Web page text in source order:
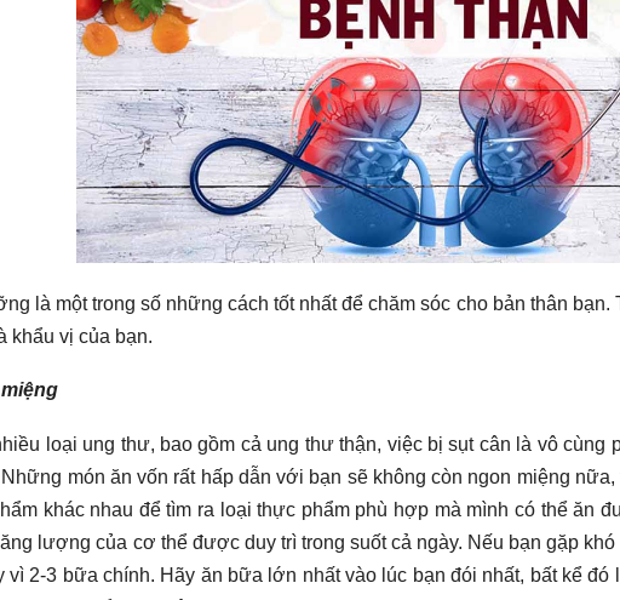
là một trong số những cách tốt nhất để chăm sóc cho bản thân
khẩu vị của bạn.
loại ung thư, bao gồm cả ung thư thận, việc bị sụt cân là vô cùng
món ăn vốn rất hấp dẫn với bạn sẽ không còn ngon miệng
khác nhau để tìm ra loại thực phẩm phù hợp mà mình có thể ăn
lượng của cơ thể được duy trì trong suốt cả ngày. Nếu bạn gặp
vì 2-3 bữa chính. Hãy ăn bữa lớn nhất vào lúc bạn đói nhất, bất kể